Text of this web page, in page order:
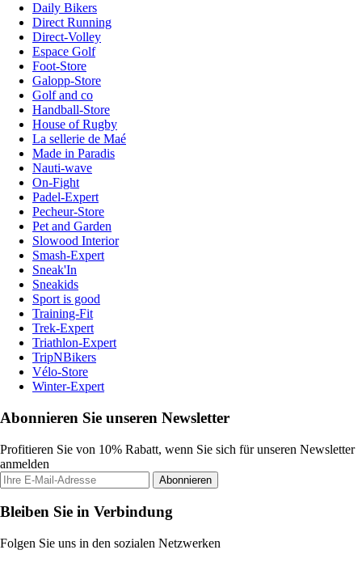
Daily Bikers
Direct Running
Direct-Volley
Espace Golf
Foot-Store
Galopp-Store
Golf and co
Handball-Store
House of Rugby
La sellerie de Maé
Made in Paradis
Nauti-wave
On-Fight
Padel-Expert
Pecheur-Store
Pet and Garden
Slowood Interior
Smash-Expert
Sneak'In
Sneakids
Sport is good
Training-Fit
Trek-Expert
Triathlon-Expert
TripNBikers
Vélo-Store
Winter-Expert
Abonnieren Sie unseren Newsletter
Profitieren Sie von 10% Rabatt, wenn Sie sich für unseren Newsletter
anmelden
Abonnieren
Bleiben Sie in Verbindung
Folgen Sie uns in den sozialen Netzwerken